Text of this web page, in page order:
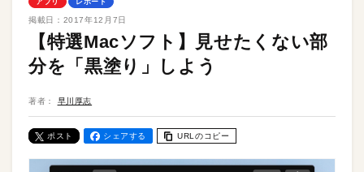
掲載日： 2017年12月7日
【特選Macソフト】見せたくない部
分を「黒塗り」しよう
著者： 早川厚志
ポスト シェアする URLのコピー